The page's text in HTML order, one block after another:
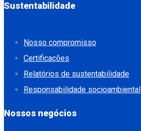
Sustentabilidade
Nosso compromisso
Certificações
Relatórios de sustentabilidade
Responsabilidade socioambiental
Nossos negócios